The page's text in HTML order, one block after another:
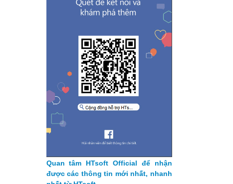
Quan tâm HTsoft Official để nhận
được các thông tin mới nhất, nhanh